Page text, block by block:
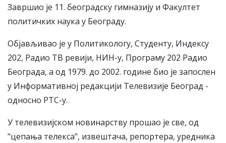
Завршио је 11. београдску гимназију и Факултет
политичких наука у Београду.
Објављивао је у Политикологу, Студенту, Индексу
202, Радио ТВ ревији, НИН-у, Програму 202 Радио
Београда, а од 1979. до 2002. године био је запослен
у Информативној редакцији Телевизије Београд -
односно РТС-у.
У телевизијском новинарству прошао је све, од
"цепања телекса", извештача, репортера, уредника